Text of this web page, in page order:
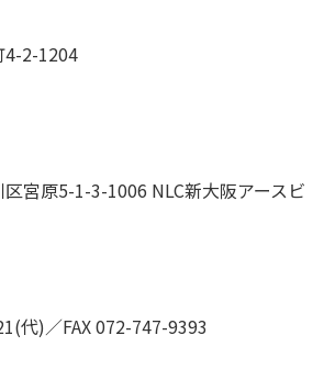
4-2-1204
宮原5-1-3-1006 NLC新大阪アースビ
代)／FAX 072-747-9393